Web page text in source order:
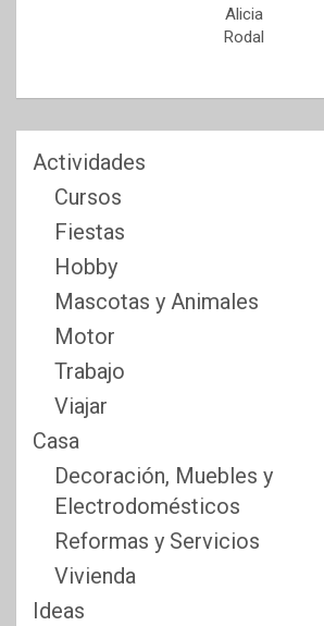
Alicia
Rodal
Actividades
Cursos
Fiestas
Hobby
Mascotas y Animales
Motor
Trabajo
Viajar
Casa
Decoración, Muebles y
Electrodomésticos
Reformas y Servicios
Vivienda
Ideas